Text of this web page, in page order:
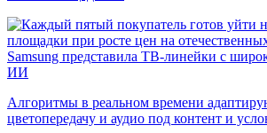
Samsung представила ТВ-линейки с
ИИ
Алгоритмы в реальном времени
цветопередачу и аудио под контент и